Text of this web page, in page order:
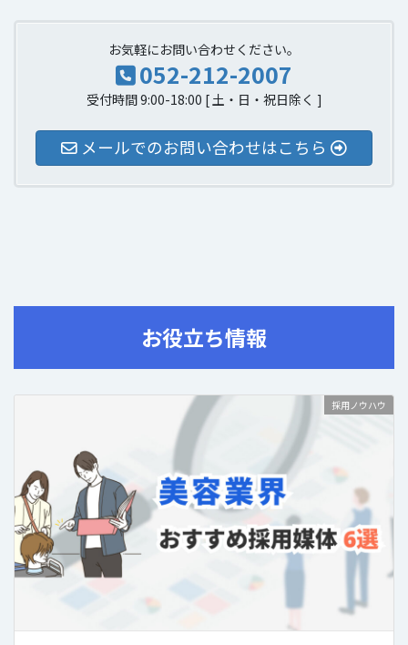
お気軽にお問い合わせください。
052-212-2007
受付時間 9:00-18:00 [ 土・日・祝日除く ]
メールでのお問い合わせはこちら
お役立ち情報
採用ノウハウ